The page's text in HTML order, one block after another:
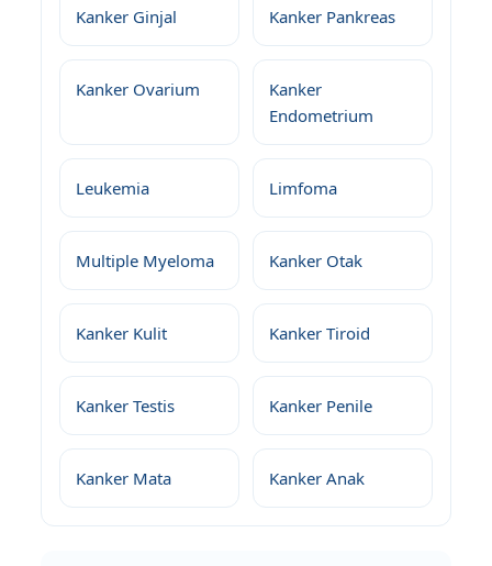
Kanker Ginjal Kanker Pankreas
Kanker Ovarium
Kanker
Endometrium
Leukemia Limfoma
Multiple Myeloma Kanker Otak
Kanker Kulit Kanker Tiroid
Kanker Testis Kanker Penile
Kanker Mata Kanker Anak